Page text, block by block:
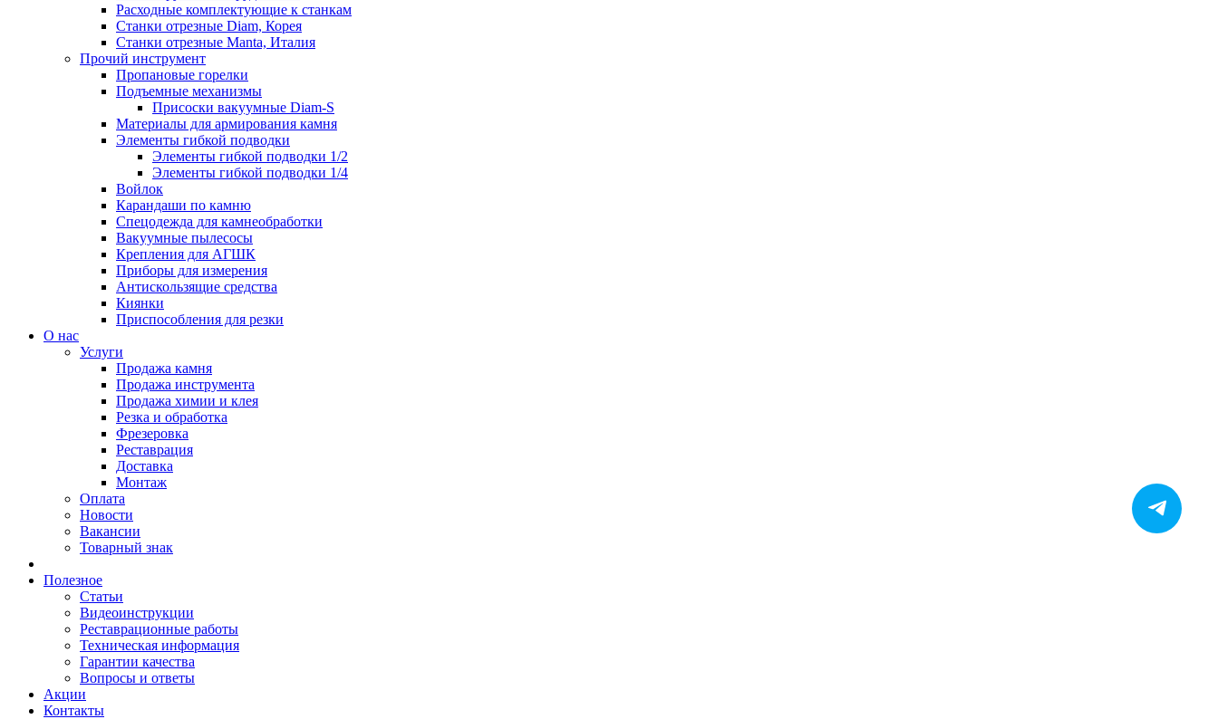
Расходные комплектующие к станкам
Станки отрезные Diam, Корея
Станки отрезные Manta, Италия
Прочий инструмент
Пропановые горелки
Подъeмные механизмы
Присоски вакуумные Diam-S
Материалы для армирования камня
Элементы гибкой подводки
Элементы гибкой подводки 1/2
Элементы гибкой подводки 1/4
Войлок
Карандаши по камню
Спецодежда для камнеобработки
Вакуумные пылесосы
Крепления для АГШК
Приборы для измерения
Антискользящие средства
Киянки
Приспособления для резки
О нас
Услуги
Продажа камня
Продажа инструмента
Продажа химии и клея
Резка и обработка
Фрезеровка
Реставрация
Доставка
Монтаж
Оплата
Новости
Вакансии
Товарный знак
Полезное
Статьи
Видеоинструкции
Реставрационные работы
Техническая информация
Гарантии качества
Вопросы и ответы
Акции
Контакты